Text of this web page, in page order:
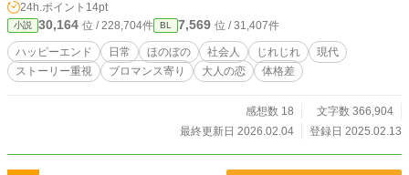
イトさんでも投稿しております。 ピクシブにSSあります。
24h.ポイント 14pt
小説 30,164 位 / 228,704件 BL 7,569 位 / 31,407件
ハッピーエンド 日常 ほのぼの 社会人 じれじれ
現代
ストーリー重視
ブロマンス寄り 大人の恋 体格差
感想数 18
文字数 366,904
最終更新日 2026.02.04
登録日 2025.02.13